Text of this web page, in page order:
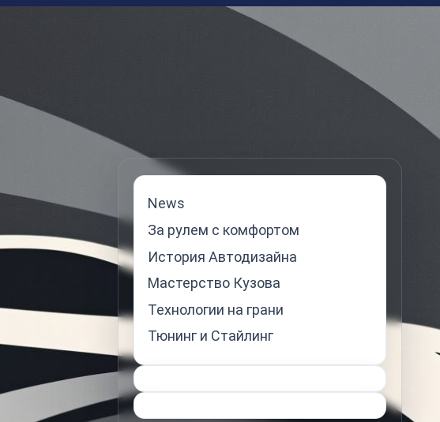
News
За рулем с комфортом
История Автодизайна
Мастерство Кузова
Технологии на грани
Тюнинг и Стайлинг